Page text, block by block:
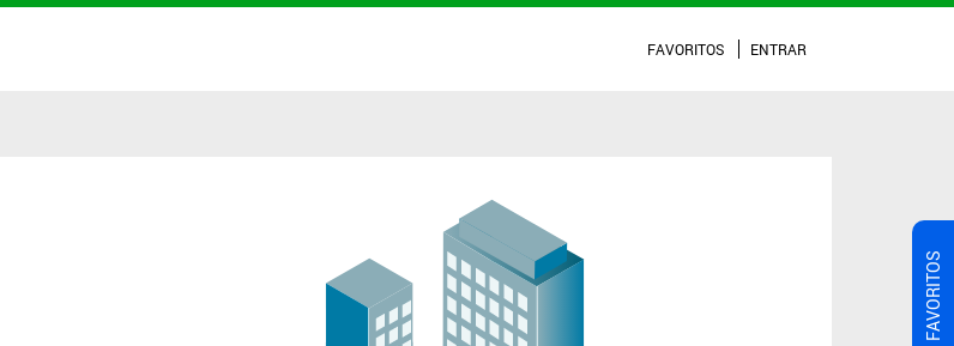
FAVORITOS ENTRAR
FAVORITOS